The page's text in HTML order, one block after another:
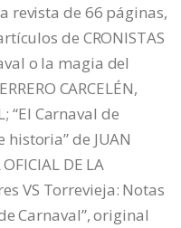
revista de 66 páginas,
de CRONISTAS
o la magia del
CARCELÉN,
“El Carnaval de
historia” de JUAN
DE LA
VS Torrevieja: Notas
Carnaval”, original